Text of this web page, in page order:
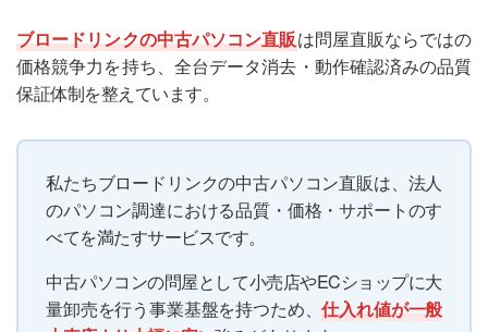
ブロードリンクの中古パソコン直販は問屋直販ならではの
価格競争力を持ち、全台データ消去・動作確認済みの品質
保証体制を整えています。
私たちブロードリンクの中古パソコン直販は、法人
のパソコン調達における品質・価格・サポートのす
べてを満たすサービスです。
中古パソコンの問屋として小売店やECショップに大
量卸売を行う事業基盤を持つため、仕入れ値が一般